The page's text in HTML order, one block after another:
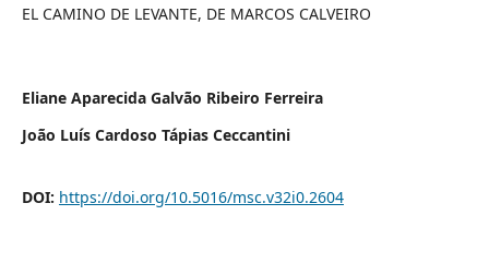
EL CAMINO DE LEVANTE, DE MARCOS CALVEIRO
Eliane Aparecida Galvão Ribeiro Ferreira
João Luís Cardoso Tápias Ceccantini
DOI: https://doi.org/10.5016/msc.v32i0.2604